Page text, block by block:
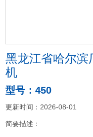
黑龙江省哈尔滨
机
型号：450
更新时间：2026-08-01
简要描述：